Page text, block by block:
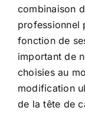
combinaison
professionnel
fonction de
important de
choisies au
modification
de la tête de